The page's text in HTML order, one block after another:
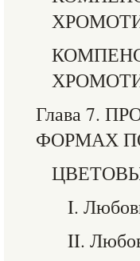
Глава 7.
ФОРМАХ
I.
II.